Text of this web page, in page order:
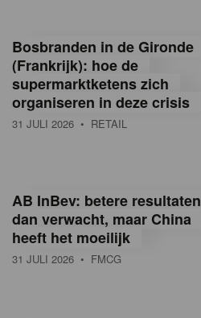
n
e
a
Bosbranden in de Gironde
(Frankrijk): hoe de
supermarktketens zich
organiseren in deze crisis
31 JULI 2026 • RETAIL
AB InBev: betere resultaten
dan verwacht, maar China
heeft het moeilijk
31 JULI 2026 • FMCG